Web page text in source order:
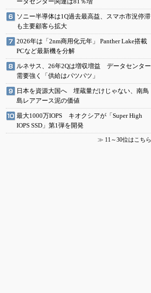
ソニー半導体は1Q過去最高益、スマホ市況停滞
も主要顧客ら拡大
2026年は「2nm商用化元年」 Panther Lake搭載
PCなど最新機を分解
ルネサス、26年2Qは増収増益 データセンター
需要強く「供給はパツパツ」
日本を資源大国へ 埋蔵量だけじゃない、南鳥
島レアアース泥の価値
最大1000万IOPS キオクシアが「Super High
IOPS SSD」第1弾を開発
≫ 11～30位はこちら